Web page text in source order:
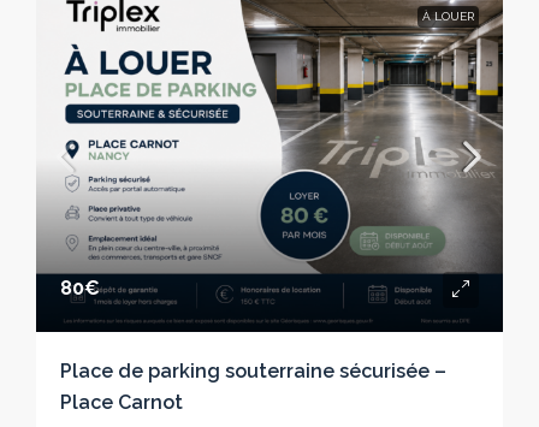
À LOUER
80€
Place de parking souterraine sécurisée –
Place Carnot